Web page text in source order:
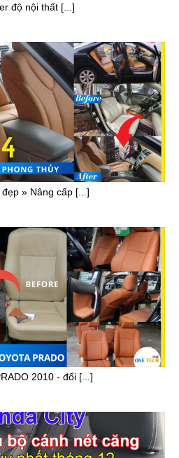
độ nội thất [...]
» Nâng cấp [...]
2010 - đổi [...]